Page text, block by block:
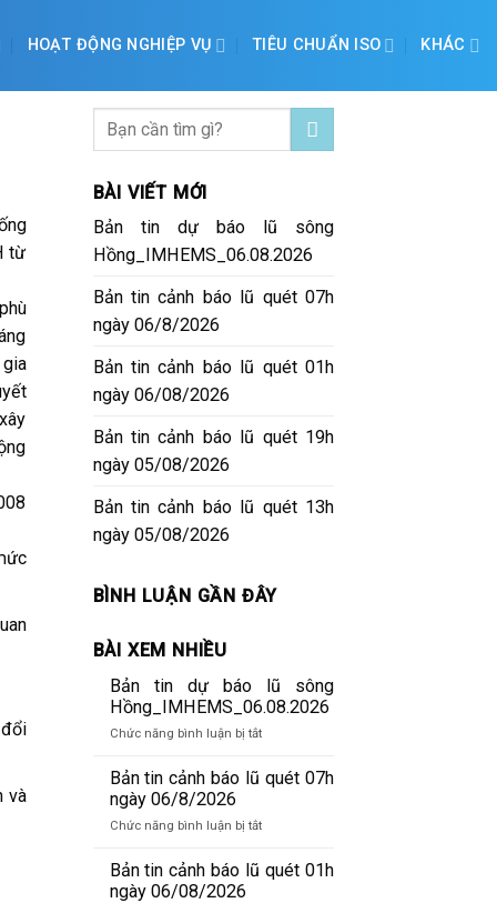
HOẠT ĐỘNG NGHIỆP VỤ TIÊU CHUẨN ISO KHÁC
từ
và
BÀI VIẾT MỚI
Bản tin dự báo lũ sông
Hồng_IMHEMS_06.08.2026
Bản tin cảnh báo lũ quét 07h
ngày 06/8/2026
Bản tin cảnh báo lũ quét 01h
ngày 06/08/2026
Bản tin cảnh báo lũ quét 19h
ngày 05/08/2026
Bản tin cảnh báo lũ quét 13h
ngày 05/08/2026
BÌNH LUẬN GẦN ĐÂY
BÀI XEM NHIỀU
Bản tin dự báo lũ sông
Hồng_IMHEMS_06.08.2026
Chức năng bình luận bị tắtở
tin
dự
lũ
Hồng_IMHEMS_06.08.2026
Bản tin cảnh báo lũ quét 07h
ngày 06/8/2026
Chức năng bình luận bị tắtở
tin
cảnh
Bản tin cảnh báo lũ quét 01h
ngày 06/08/2026